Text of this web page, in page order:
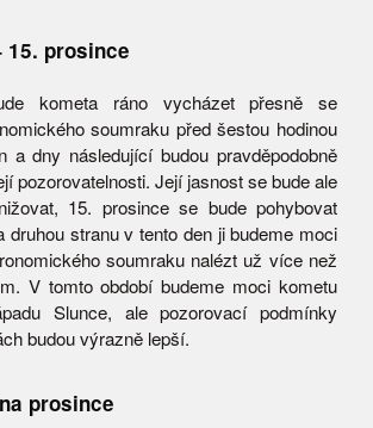
15. prosince
kometa ráno vycházet přesně se
soumraku před šestou hodinou
a dny následující budou pravděpodobně
pozorovatelnosti. Její jasnost se bude ale
15. prosince se bude pohybovat
druhou stranu v tento den ji budeme moci
soumraku nalézt už více než
V tomto období budeme moci kometu
Slunce, ale pozorovací podmínky
budou výrazně lepší.
prosince